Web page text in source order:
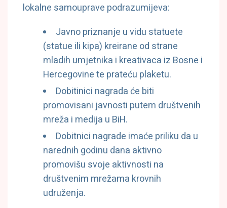
lokalne samouprave podrazumijeva:
Javno priznanje u vidu statuete
(statue ili kipa) kreirane od strane
mladih umjetnika i kreativaca iz Bosne i
Hercegovine te prateću plaketu.
Dobitinici nagrada će biti
promovisani javnosti putem društvenih
mreža i medija u BiH.
Dobitnici nagrade imaće priliku da u
narednih godinu dana aktivno
promovišu svoje aktivnosti na
društvenim mrežama krovnih
udruženja.